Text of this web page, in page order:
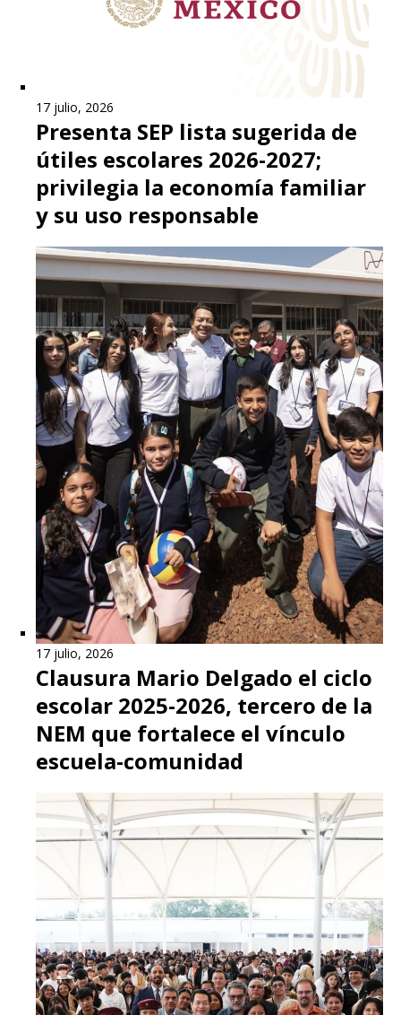
17 julio, 2026
Presenta SEP lista sugerida de
útiles escolares 2026-2027;
privilegia la economía familiar
y su uso responsable
17 julio, 2026
Clausura Mario Delgado el ciclo
escolar 2025-2026, tercero de la
NEM que fortalece el vínculo
escuela-comunidad